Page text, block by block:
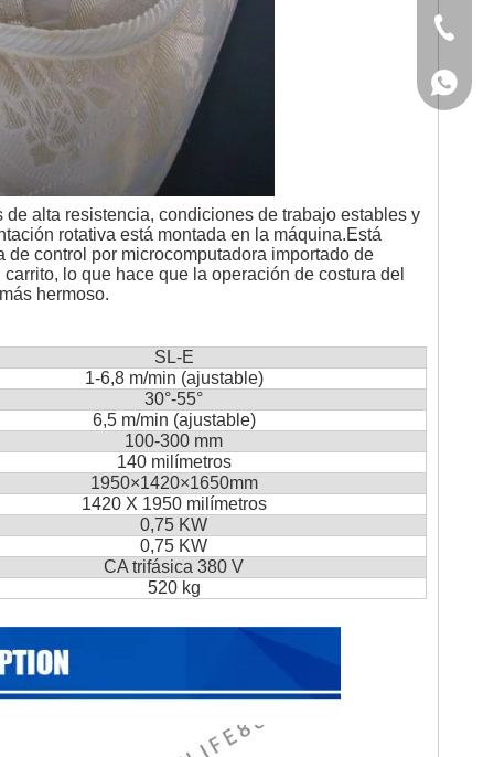
alta resistencia, condiciones de trabajo estables y
rotativa está montada en la máquina.Está
control por microcomputadora importado de
lo que hace que la operación de costura del
hermoso.
SL-E
1-6,8 m/min (ajustable)
30°-55°
6,5 m/min (ajustable)
100-300 mm
140 milímetros
1950×1420×1650mm
1420 X 1950 milímetros
0,75 KW
0,75 KW
CA trifásica 380 V
520 kg
0750-